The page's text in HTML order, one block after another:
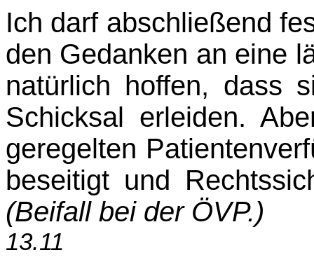
Ich darf abschließend
den Gedanken an eine
natürlich hoffen, dass
Schicksal erleiden.
geregelten
beseitigt und
(Beifall bei der ÖVP.)
13.11